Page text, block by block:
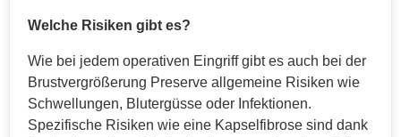
Welche Risiken gibt es?
Wie bei jedem operativen Eingriff gibt es auch bei der
Brustvergrößerung Preserve allgemeine Risiken wie
Schwellungen, Blutergüsse oder Infektionen.
Spezifische Risiken wie eine Kapselfibrose sind dank